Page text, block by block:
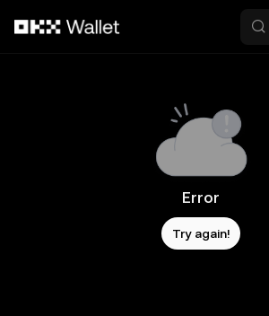
Error
Try again!